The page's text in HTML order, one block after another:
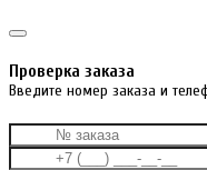
Проверка заказа
Введите номер заказа и